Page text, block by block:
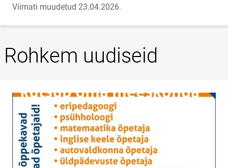
Viimati muudetud 23.04.2026.
Rohkem uudiseid